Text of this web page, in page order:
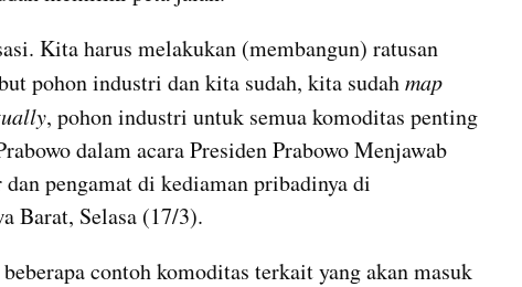
Kita harus melakukan (membangun) ratusan
pohon industri dan kita sudah, kita sudah map
, pohon industri untuk semua komoditas penting
dalam acara Presiden Prabowo Menjawab
pengamat di kediaman pribadinya di
Barat, Selasa (17/3).
contoh komoditas terkait yang akan masuk